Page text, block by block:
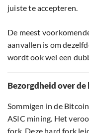
juiste te accepteren.
De meest
aanvallen is om
wordt ook wel een
Bezorgdheid over
Sommigen in de
ASIC mining. Het
fork. Deze hard fork